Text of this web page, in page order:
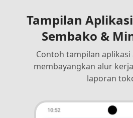
Tampilan
Sembako &
Contoh tampilan aplikasi
membayangkan alur
laporan